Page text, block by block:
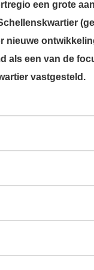
een grote
nieuwe
als een van de
vastgesteld.